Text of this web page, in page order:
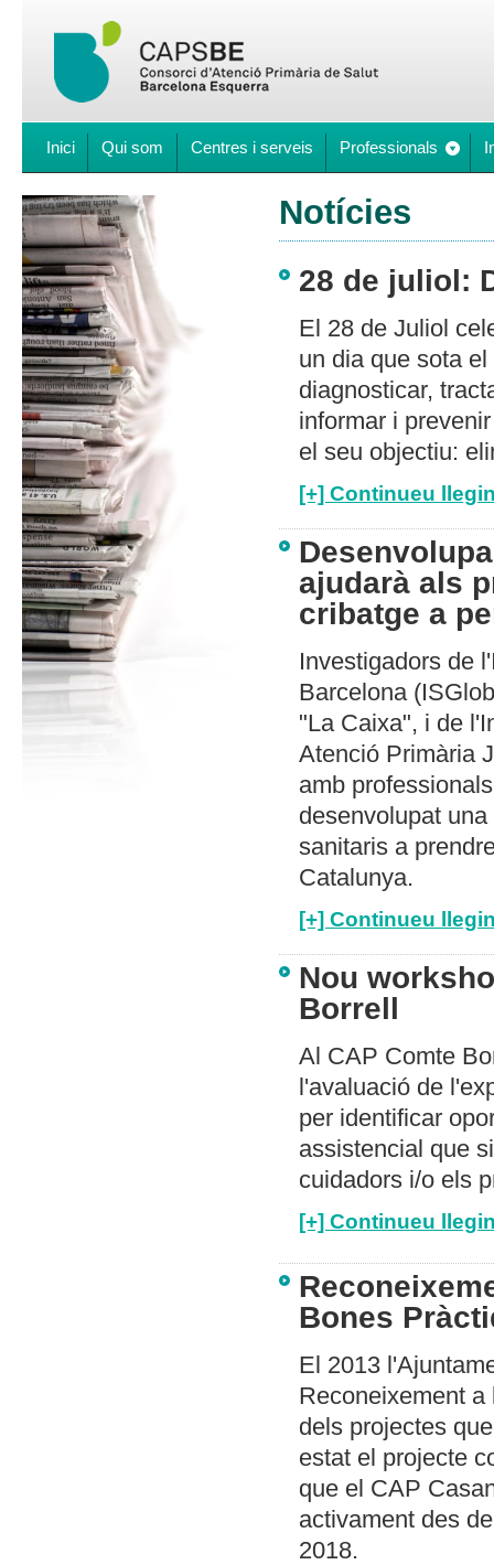
Inici Qui som Centres i serveis Professionals
Notícies
28 de juliol:
El 28 de Juliol
un dia que sota
diagnosticar,
informar i
el seu objectiu:
[+] Continueu
ajudarà als
cribatge a
Investigadors de
Barcelona
"La Caixa", i de
Atenció Primària
amb
desenvolupat
sanitaris a
Catalunya.
[+] Continueu
Nou
Borrell
Al CAP Comte
l'avaluació de
per identificar
assistencial que
cuidadors i/o els
[+] Continueu
Bones
El 2013
Reconeixement
dels projectes
estat el projecte
que el CAP
activament des
2018.